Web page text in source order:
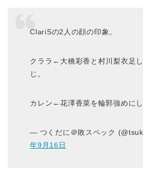
ClariSの2人の顔の印象。
クララ←大橋彩香と村川梨衣足
じ。
カレン←花澤香菜を輪郭強めに
— つくだに＠敗スペック
年9月16日